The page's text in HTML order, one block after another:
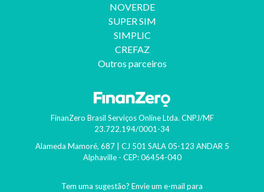
NOVERDE
SUPER SIM
SIMPLIC
CREFAZ
Outros parceiros
FinanZero Brasil Serviços Online Ltda. CNPJ/MF
23.722.194/0001-34
Alameda Mamoré, 687 | CJ 501 SALA 05-123 ANDAR 5
Alphaville- CEP: 06454-040
Tem uma sugestão? Envie um e-mail para